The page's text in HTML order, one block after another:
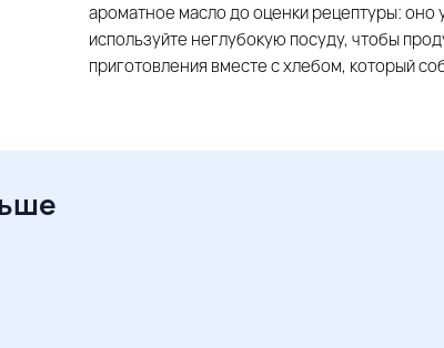
ароматное масло до оценки рецептуры: оно
используйте неглубокую посуду, чтобы
приготовления вместе с хлебом, который